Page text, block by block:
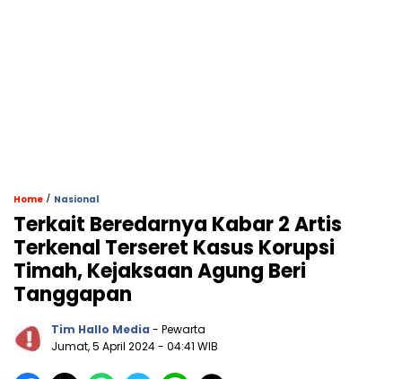
Home / Nasional
Terkait Beredarnya Kabar 2 Artis
Terkenal Terseret Kasus Korupsi
Timah, Kejaksaan Agung Beri
Tanggapan
Tim Hallo Media - Pewarta
Jumat, 5 April 2024- 04:41 WIB